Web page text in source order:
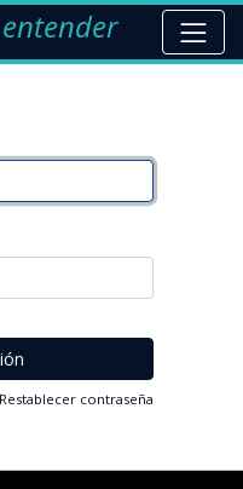
Restablecer contraseña